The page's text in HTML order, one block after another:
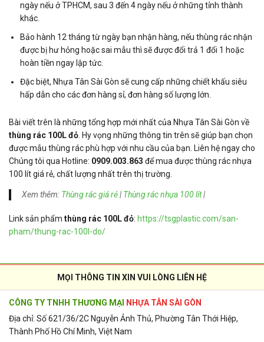
ngày nếu ở TPHCM, sau 3 đến 4 ngày nếu ở những tỉnh thành
khác.
Bảo hành 12 tháng từ ngày bạn nhận hàng, nếu thùng rác nhận
được bị hư hỏng hoặc sai mẫu thì sẽ được đổi trả 1 đổi 1 hoặc
hoàn tiền ngay lập tức.
Đặc biệt, Nhựa Tân Sài Gòn sẽ cung cấp những chiết khấu siêu
hấp dẫn cho các đơn hàng sỉ, đơn hàng số lượng lớn.
Bài viết trên là những tổng hợp mới nhất của Nhựa Tân Sài Gòn về
thùng rác 100L đỏ . Hy vọng những thông tin trên sẽ giúp bạn chọn
được mẫu thùng rác phù hợp với nhu cầu của bạn. Liên hệ ngay cho
Chúng tôi qua Hotline: 0909.003.863 để mua được thùng rác nhựa
100 lít giá rẻ, chất lượng nhất trên thị trường.
Xem thêm: Thùng rác giá rẻ| Thùng rác nhựa 100 lít|
Link sản phẩm thùng rác 100L đỏ: https://tsgplastic.com/san-
pham/thung-rac-100l-do/
MỌI THÔNG TIN XIN VUI LÒNG LIÊN HỆ
CÔNG TY TNHH THƯƠNG MẠI NHỰA TÂN SÀI GÒN
Địa chỉ: Số 621/36/2C Nguyễn Ảnh Thủ, Phường Tân Thới Hiệp,
Thành Phố Hồ Chí Minh, Việt Nam